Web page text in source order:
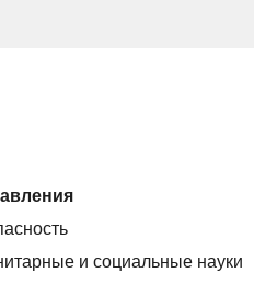
и социальные науки